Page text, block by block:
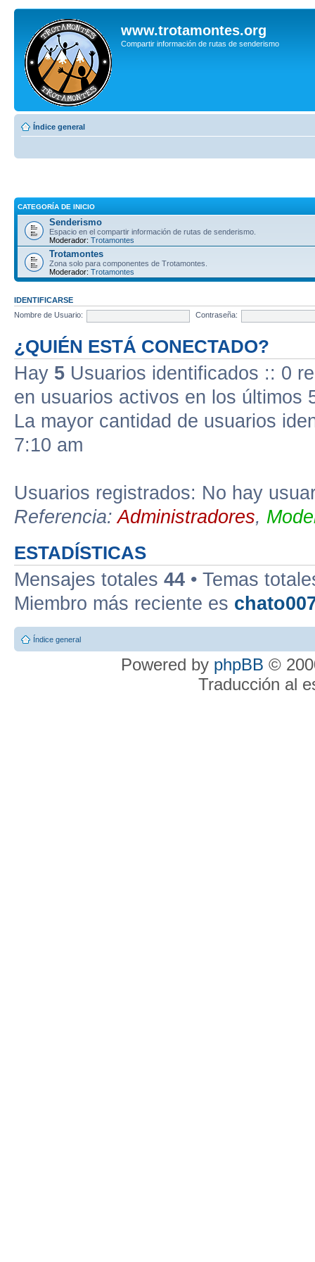
www.trotamontes.org
Compartir información de rutas de senderismo
Índice general
CATEGORÍA DE INICIO
Senderismo
Espacio en el compartir información de rutas de senderismo.
Moderador: Trotamontes
Trotamontes
Zona solo para componentes de Trotamontes.
Moderador: Trotamontes
IDENTIFICARSE
Nombre de Usuario:
Contraseña:
¿QUIÉN ESTÁ CONECTADO?
Hay 5 Usuarios identificados :: 0
en usuarios activos en los últimos
La mayor cantidad de usuarios
7:10 am
Usuarios registrados: No hay
Referencia:Administradores,
ESTADÍSTICAS
Mensajes totales 44 • Temas
Miembro más reciente es
Índice general
Powered by phpBB ©
Traducción al